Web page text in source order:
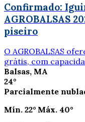
Confirmado:
AGROBALSAS
piseiro
O AGROBALSAS
grátis, com
Balsas, MA
24°
Parcialmente
Mín. 22° Máx. 40°